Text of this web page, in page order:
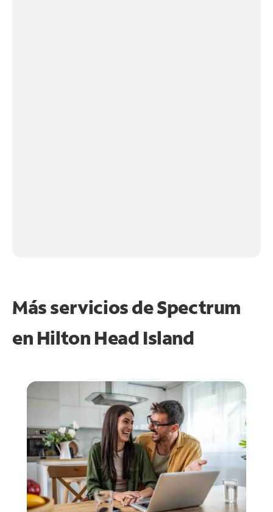
Más servicios de Spectrum
en Hilton Head Island